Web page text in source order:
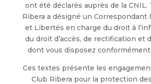
ont été déclarés auprès de la CNIL.
Ribera a désigné un Correspondant
et Libertés en charge du droit à
du droit d’accès, de rectification et
dont vous disposez conformément
Ces textes présente les
Club Ribera pour la protection